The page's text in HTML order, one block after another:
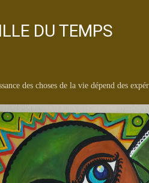
DU TEMPS
des choses de la vie dépend des